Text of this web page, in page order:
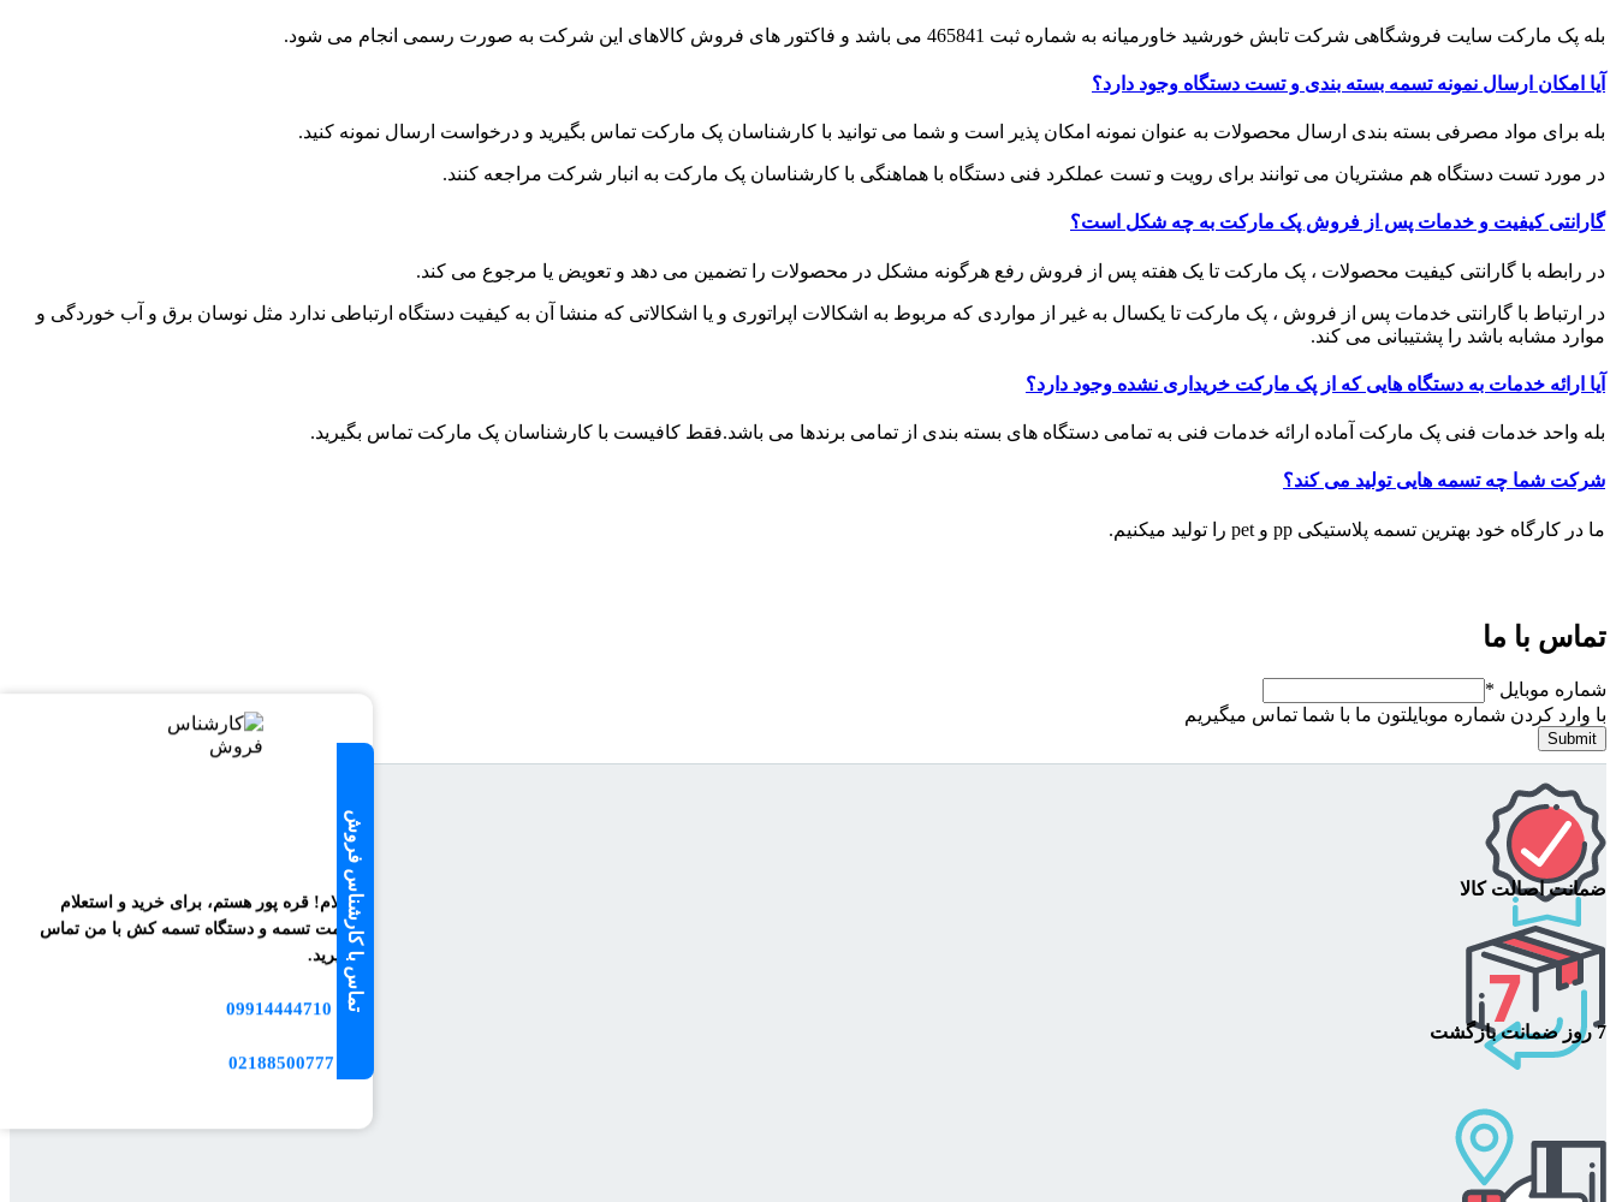
بله پک مارکت سایت فروشگاهی شرکت تابش خورشید خاورمیانه به شماره ثبت 465841 می باشد و فاکتور های فروش کالاهای این شرکت به صورت رسمی انجام می شود.
آیا امکان ارسال نمونه تسمه بسته بندی و تست دستگاه وجود دارد؟
بله برای مواد مصرفی بسته بندی ارسال محصولات به عنوان نمونه امکان پذیر است و شما می توانید با کارشناسان پک مارکت تماس بگیرید و درخواست ارسال نمونه کنید.
در مورد تست دستگاه هم مشتریان می توانند برای رویت و تست عملکرد فنی دستگاه با هماهنگی با کارشناسان پک مارکت به انبار شرکت مراجعه کنند.
گارانتی کیفیت و خدمات پس از فروش پک مارکت به چه شکل است؟
در رابطه با گارانتی کیفیت محصولات ، پک مارکت تا یک هفته پس از فروش رفع هرگونه مشکل در محصولات را تضمین می دهد و تعویض یا مرجوع می کند.
در ارتباط با گارانتی خدمات پس از فروش ، پک مارکت تا یکسال به غیر از مواردی که مربوط به اشکالات اپراتوری و یا اشکالاتی که منشا آن به کیفیت دستگاه ارتباطی ندارد مثل نوسان برق و آب خوردگی و
موارد مشابه باشد را پشتیبانی می کند.
آیا ارائه خدمات به دستگاه هایی که از پک مارکت خریداری نشده وجود دارد؟
بله واحد خدمات فنی پک مارکت آماده ارائه خدمات فنی به تمامی دستگاه های بسته بندی از تمامی برندها می باشد.فقط کافیست با کارشناسان پک مارکت تماس بگیرید.
شرکت شما چه تسمه هایی تولید می کند؟
ما در کارگاه خود بهترین تسمه پلاستیکی pp و pet را تولید میکنیم.
تماس با ما
شماره موبایل *
با وارد کردن شماره موبایلتون ما با شما تماس میگیریم
Submit
ضمانت اصالت کالا
7 روز ضمانت بازگشت
تماس با کارشناس فروشسلام! قره پور هستم، برای خرید و استعلام
قیمت تسمه و دستگاه تسمه کش با من تماس
بگیرید.
📱
09914444710